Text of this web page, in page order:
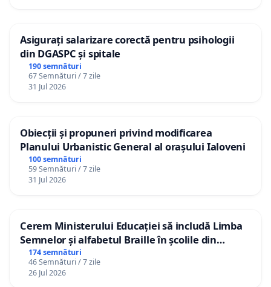
Asigurați salarizare corectă pentru psihologii
din DGASPC și spitale
190 semnături
67 Semnături / 7 zile
31 Jul 2026
Obiecții și propuneri privind modificarea
Planului Urbanistic General al orașului Ialoveni
100 semnături
59 Semnături / 7 zile
31 Jul 2026
Cerem Ministerului Educației să includă Limba
Semnelor și alfabetul Braille în școlile din
Republica Moldova!
174 semnături
46 Semnături / 7 zile
26 Jul 2026